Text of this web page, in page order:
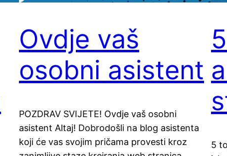
Ovdje vaš
osobni asistent
POZDRAV SVIJETE! Ovdje vaš osobni
asistent Altaj! Dobrodošli na blog asistenta
koji će vas svojim pričama provesti kroz
5